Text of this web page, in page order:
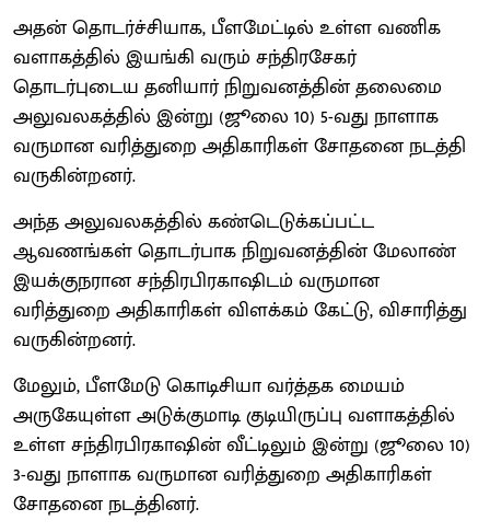
அதன் தொடர்ச்சியாக, பீளமேட்டில் உள்ள வணிக
வளாகத்தில் இயங்கி வரும் சந்திரசேகர்
தொடர்புடைய தனியார் நிறுவனத்தின் தலைமை
அலுவலகத்தில் இன்று (ஜூலை 10) 5-வது நாளாக
வருமான வரித்துறை அதிகாரிகள் சோதனை நடத்தி
வருகின்றனர்.
அந்த அலுவலகத்தில் கண்டெடுக்கப்பட்ட
ஆவணங்கள் தொடர்பாக நிறுவனத்தின் மேலாண்
இயக்குநரான சந்திரபிரகாஷிடம் வருமான
வரித்துறை அதிகாரிகள் விளக்கம் கேட்டு, விசாரித்து
வருகின்றனர்.
மேலும், பீளமேடு கொடிசியா வர்த்தக மையம்
அருகேயுள்ள அடுக்குமாடி குடியிருப்பு வளாகத்தில்
உள்ள சந்திரபிரகாஷின் வீட்டிலும் இன்று (ஜூலை 10)
3-வது நாளாக வருமான வரித்துறை அதிகாரிகள்
சோதனை நடத்தினர்.